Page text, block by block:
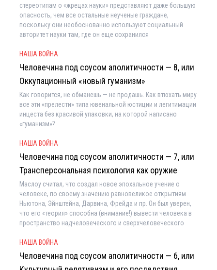
стереотипам о «жрецах науки» представляют даже большую
опасность, чем все остальные неученые граждане,
поскольку они необоснованно используют социальный
авторитет науки там, где он еще сохранился
НАША ВОЙНА
Человечина под соусом аполитичности — 8, или
Оккупационный «новый гуманизм»
Как говорится, не обманешь — не продашь. Как втюхать миру
все эти «прелести» типа ювенальной юстиции и легитимации
инцеста без красивой упаковки, на которой написано
«гуманизм»?
НАША ВОЙНА
Человечина под соусом аполитичности — 7, или
Трансперсональная психология как оружие
Маслоу считал, что создал новое эпохальное учение о
человеке, по своему значению равновеликое открытиям
Ньютона, Эйнштейна, Дарвина, Фрейда и пр. Он был уверен,
что его «теория» способна (внимание!) вывести человека в
пространство надчеловеческого и сверхчеловеческого
НАША ВОЙНА
Человечина под соусом аполитичности — 6, или